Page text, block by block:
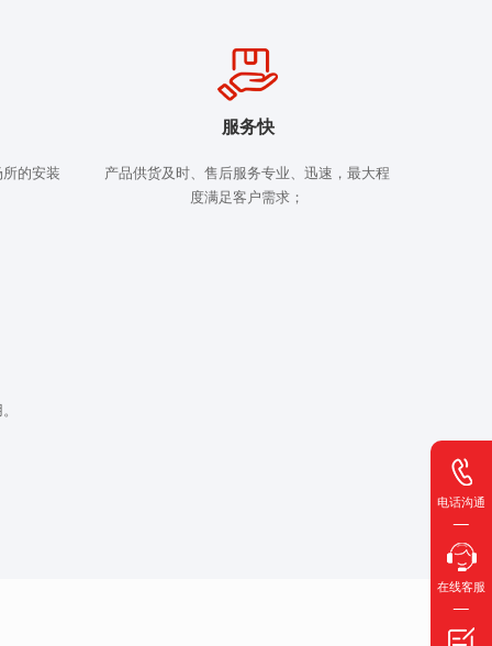
的安装
服务快
产品供货及时、售后服务专业、迅速，最大程
度满足客户需求；
电话沟通
在线客服